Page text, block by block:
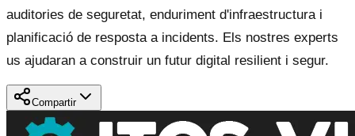
auditories de seguretat, enduriment d'infraestructura i
planificació de resposta a incidents. Els nostres experts
us ajudaran a construir un futur digital resilient i segur.
Compartir